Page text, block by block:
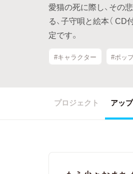
愛猫の死に際し、その
る、子守唄と絵本（
定です。
#キャラクター #ポッ
プロジェクト アッ